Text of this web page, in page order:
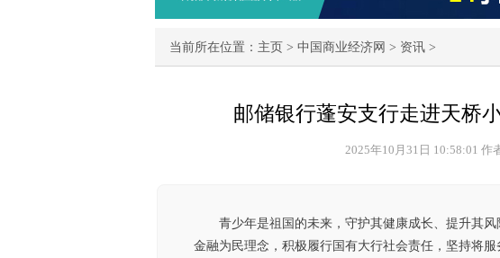
当前所在位置： 主页 > 中国商业经济网 > 资讯 >
邮储银行蓬安支行走进天桥
2025年10月31日 10:58:01 作
青少年是祖国的未来，守护其健康成长、提升其
金融为民理念，积极履行国有大行社会责任，坚持将